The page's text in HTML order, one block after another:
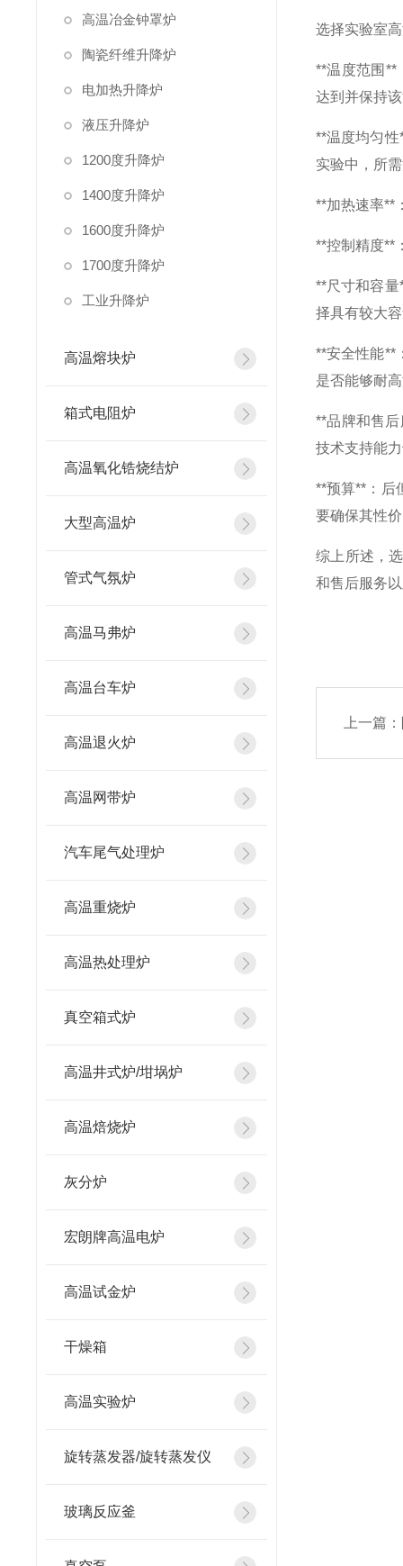
高温冶金钟罩炉
陶瓷纤维升降炉
电加热升降炉
液压升降炉
1200度升降炉
1400度升降炉
1600度升降炉
1700度升降炉
工业升降炉
高温熔块炉
箱式电阻炉
高温氧化锆烧结炉
大型高温炉
管式气氛炉
高温马弗炉
高温台车炉
高温退火炉
高温网带炉
汽车尾气处理炉
高温重烧炉
高温热处理炉
真空箱式炉
高温井式炉/坩埚炉
高温焙烧炉
灰分炉
宏朗牌高温电炉
高温试金炉
干燥箱
高温实验炉
旋转蒸发器/旋转蒸发仪
玻璃反应釜
选择实验室
**温度范围**
达到并保持
**温度均匀
实验中，所
**加热速率**
**控制精度**
**尺寸和容
择具有较大
**安全性能**
是否能够耐
**品牌和售
技术支持能
**预算**：后
要确保其性
综上所述，
和售后服务
上一篇：